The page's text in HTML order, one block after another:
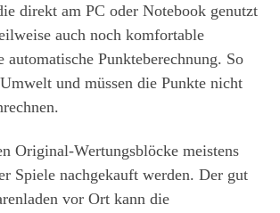
direkt am PC oder Notebook genutzt
auch noch komfortable
automatische Punkteberechnung. So
und müssen die Punkte nicht
Original-Wertungsblöcke meistens
Spiele nachgekauft werden. Der gut
vor Ort kann die